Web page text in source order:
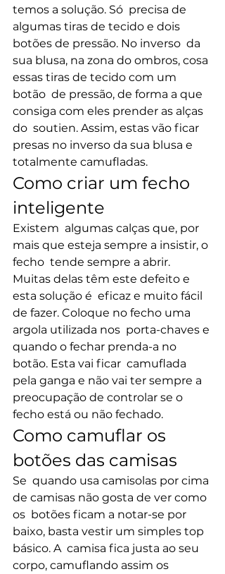
temos a solução. Só  precisa de
algumas tiras de tecido e dois
botões de pressão. No inverso  da
sua blusa, na zona do ombros, cosa
essas tiras de tecido com um
botão  de pressão, de forma a que
consiga com eles prender as alças
do  soutien. Assim, estas vão ficar
presas no inverso da sua blusa e
totalmente camufladas.
Como criar um fecho
inteligente
Existem  algumas calças que, por
mais que esteja sempre a insistir, o
fecho  tende sempre a abrir.
Muitas delas têm este defeito e
esta solução é  eficaz e muito fácil
de fazer. Coloque no fecho uma
argola utilizada nos  porta-chaves e
quando o fechar prenda-a no
botão. Esta vai ficar  camuflada
pela ganga e não vai ter sempre a
preocupação de controlar se o
fecho está ou não fechado.
Como camuflar os
botões das camisas
Se  quando usa camisolas por cima
de camisas não gosta de ver como
os  botões ficam a notar-se por
baixo, basta vestir um simples top
básico. A  camisa fica justa ao seu
corpo, camuflando assim os